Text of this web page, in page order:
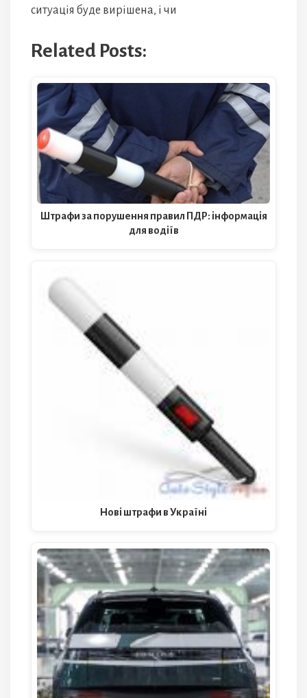
ситуація буде вирішена, і чи
Related Posts:
Штрафи за порушення правил ПДР: інформація
для водіїв
Нові штрафи в Україні